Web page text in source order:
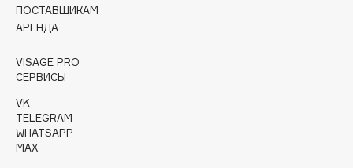
d'Alba
DABO
DARLING*
Darphin
ПОСТАВЩИКАМ
АРЕНДА
VISAGE PRO
СЕРВИСЫ
VK
TELEGRAM
WHATSAPP
MAX